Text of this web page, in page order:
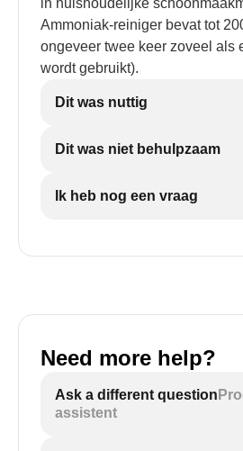
in huishoudelijke
Ammoniak-reiniger bevat tot
ongeveer twee keer zoveel als
wordt gebruikt).
Dit was nuttig
Dit was niet behulpzaam
Ik heb nog een vraag
Need more help?
Ask a different question
assistent